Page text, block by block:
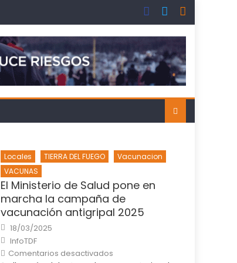
Locales TIERRA DEL FUEGO
Vacunacion
VACUNAS
El Ministerio de Salud pone en
marcha la campaña de
vacunación antigripal 2025
Posted
on
18/03/2025
Author
InfoTDF
Comentarios desactivados